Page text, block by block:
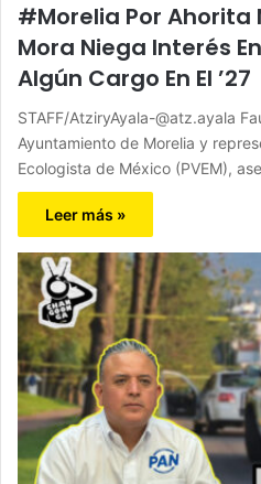
#Morelia Por Ahorita
Mora Niega Interés
Algún Cargo En El ’27
STAFF/AtziryAyala-@atz.ayala
Ayuntamiento de Morelia y
Ecologista de México (PVEM),
Leer más »